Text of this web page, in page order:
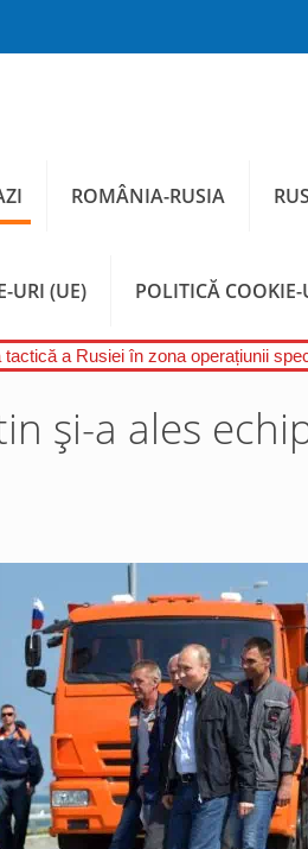
ROMÂNIA-RUSIA
URI (UE) POLITICĂ
a Rusiei în zona operațiunii
şi-a ales